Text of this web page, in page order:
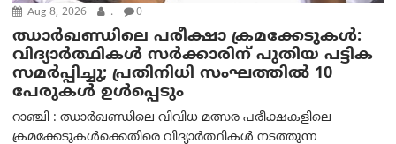
Aug 8, 2026 . 0
ഝാര്‍ഖണ്ഡിലെ പരീക്ഷാ ക്രമക്കേടുകള്‍:
വിദ്യാർത്ഥികൾ സർക്കാരിന് പുതിയ പട്ടിക
സമർപ്പിച്ചു; പ്രതിനിധി സംഘത്തിൽ 10
പേരുകൾ ഉൾപ്പെടും
റാഞ്ചി : ഝാർഖണ്ഡിലെ വിവിധ മത്സര പരീക്ഷകളിലെ
ക്രമക്കേടുകൾക്കെതിരെ വിദ്യാർത്ഥികൾ നടത്തുന്ന